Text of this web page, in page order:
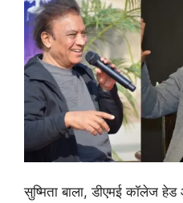
सुष्मिता बाला, डीएमई कॉलेज